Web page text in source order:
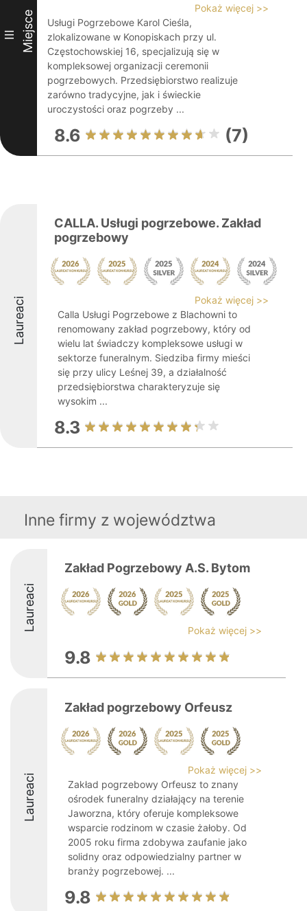
III Miejsce
Pokaż więcej >>
Usługi Pogrzebowe Karol Cieśla,
zlokalizowane w Konopiskach przy ul.
Częstochowskiej 16, specjalizują się w
kompleksowej organizacji ceremonii
pogrzebowych. Przedsiębiorstwo realizuje
zarówno tradycyjne, jak i świeckie
uroczystości oraz pogrzeby ...
8.6 (7)
Laureaci
CALLA. Usługi pogrzebowe. Zakład
pogrzebowy
Pokaż więcej >>
Calla Usługi Pogrzebowe z Blachowni to
renomowany zakład pogrzebowy, który od
wielu lat świadczy kompleksowe usługi w
sektorze funeralnym. Siedziba firmy mieści
się przy ulicy Leśnej 39, a działalność
przedsiębiorstwa charakteryzuje się
wysokim ...
8.3
Inne firmy z województwa
Laureaci
Zakład Pogrzebowy A.S. Bytom
Pokaż więcej >>
9.8
Laureaci
Zakład pogrzebowy Orfeusz
Pokaż więcej >>
Zakład pogrzebowy Orfeusz to znany
ośrodek funeralny działający na terenie
Jaworzna, który oferuje kompleksowe
wsparcie rodzinom w czasie żałoby. Od
2005 roku firma zdobywa zaufanie jako
solidny oraz odpowiedzialny partner w
branży pogrzebowej. ...
9.8